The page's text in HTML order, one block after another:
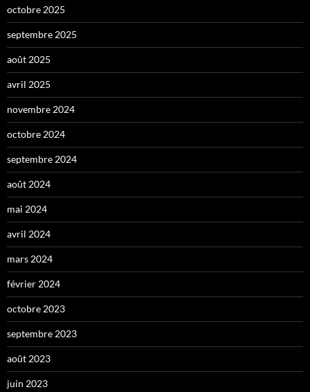
octobre 2025
septembre 2025
août 2025
avril 2025
novembre 2024
octobre 2024
septembre 2024
août 2024
mai 2024
avril 2024
mars 2024
février 2024
octobre 2023
septembre 2023
août 2023
juin 2023